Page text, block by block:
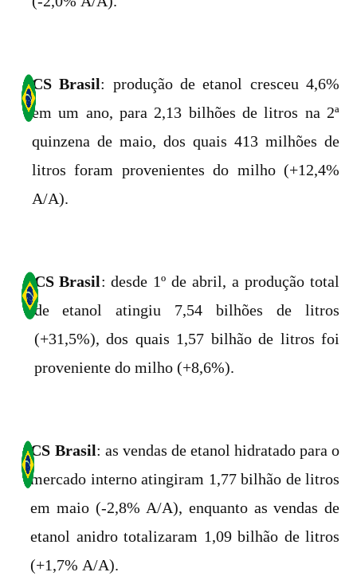
CS Brasil: produção de etanol cresceu 4,6%
em um ano, para 2,13 bilhões de litros na 2ª
quinzena de maio, dos quais 413 milhões de
litros foram provenientes do milho (+12,4%
A/A).
CS Brasil: desde 1º de abril, a produção total
de etanol atingiu 7,54 bilhões de litros
(+31,5%), dos quais 1,57 bilhão de litros foi
proveniente do milho (+8,6%).
CS Brasil: as vendas de etanol hidratado para o
mercado interno atingiram 1,77 bilhão de litros
em maio (-2,8% A/A), enquanto as vendas de
etanol anidro totalizaram 1,09 bilhão de litros
(+1,7% A/A).